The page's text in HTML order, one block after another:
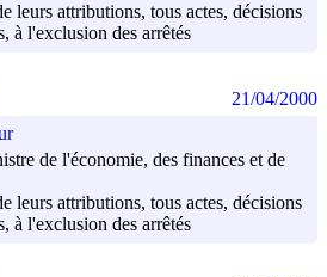
leurs attributions, tous actes, décisions
à l'exclusion des arrêtés
de l'économie, des finances et de
leurs attributions, tous actes, décisions
à l'exclusion des arrêtés
21/04/2000